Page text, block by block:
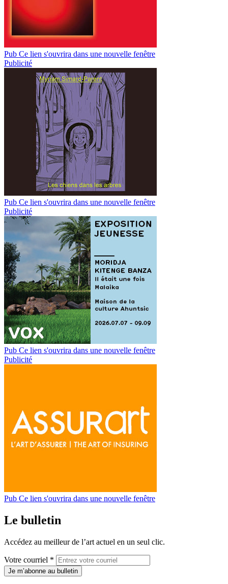
Pub Ce lien s'ouvrira dans une nouvelle fenêtre
Publicité
Pub Ce lien s'ouvrira dans une nouvelle fenêtre
Publicité
Pub Ce lien s'ouvrira dans une nouvelle fenêtre
Publicité
Pub Ce lien s'ouvrira dans une nouvelle fenêtre
Le bulletin
Accédez au meilleur de l’art actuel en un seul clic.
Votre courriel *
Je m’abonne au bulletin